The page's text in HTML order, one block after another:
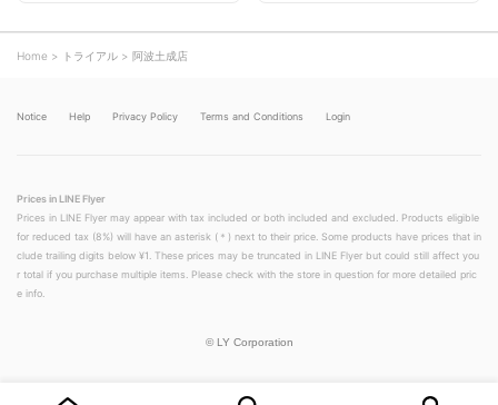
o
w
Home トライアル 阿波土成店
Notice Help Privacy Policy Terms and Conditions Login
Prices in LINE Flyer
Prices in LINE Flyer may appear with tax included or both included and excluded. Products eligible
for reduced tax (8%) will have an asterisk (＊) next to their price. Some products have prices that in
clude trailing digits below ¥1. These prices may be truncated in LINE Flyer but could still affect you
r total if you purchase multiple items. Please check with the store in question for more detailed pric
e info.
© LY Corporation